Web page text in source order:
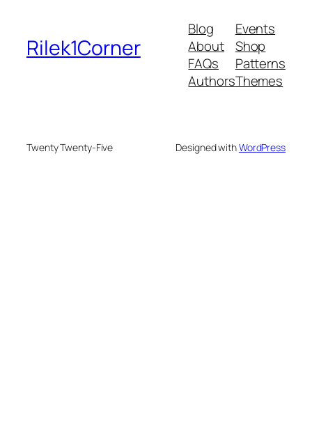
Rilek1Corner
Blog
About
FAQs
Authors
Events
Shop
Patterns
Themes
Twenty Twenty-Five Designed withWordPress